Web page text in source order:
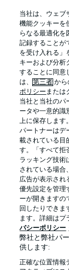
Official Partners
プライバシ
利用条件
求人
当サイトに
当社は、ウェブ
機能クッキーを
らなる最適化を
記録することが
を受け入れる」
キーおよび分析
することに同意
は、第三者 から
ポリシー または
当社と当社のパ
ータや一意的識
上に保存します
パートナーはデ
載されている目
す。「すべて拒
ラッキング技術
されている場合
広告が表示され
優先設定を管理
ーが開きますの
回したりできま
ます。詳細はプ
バシーポリシー
弊社と弊社パ
供します:
正確な位置情報